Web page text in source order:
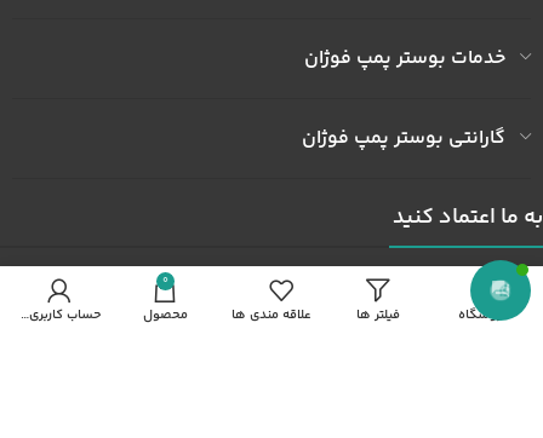
خدمات بوستر پمپ فوژان
گارانتی بوستر پمپ فوژان
به ما اعتماد کنید
آدرس کارخانه : کارخانه شهرک صنعتی خاوران شهرک ثامن الحجج پلاک
492
فروشگاه فیلتر ها علاقه مندی ها
0
محصول حساب کاربری من